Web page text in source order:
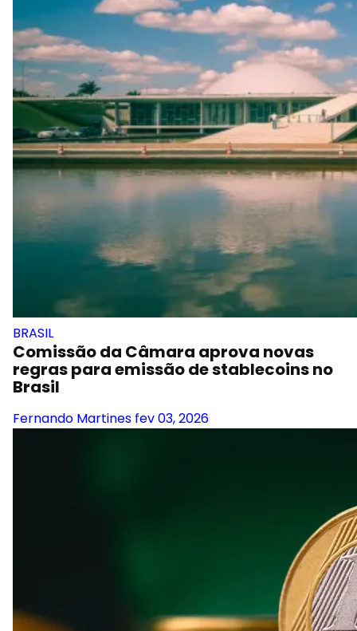
BRASIL
Comissão da Câmara aprova novas
regras para emissão de stablecoins no
Brasil
Fernando Martines fev 03, 2026